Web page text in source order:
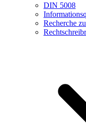
DIN 5008
Recherche